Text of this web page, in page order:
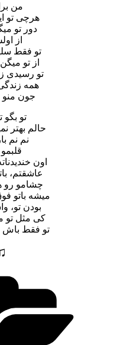
من
هرچی تو
دور تو
از
تو فقط
از تو
تو رسیدی
همه
جون
تو بگو
حالم بهتر
نم نم
اون
عاشقتم،
چشامو رو
میشه باتو
بودن تو،
کی مثل تو
تو فقط باش